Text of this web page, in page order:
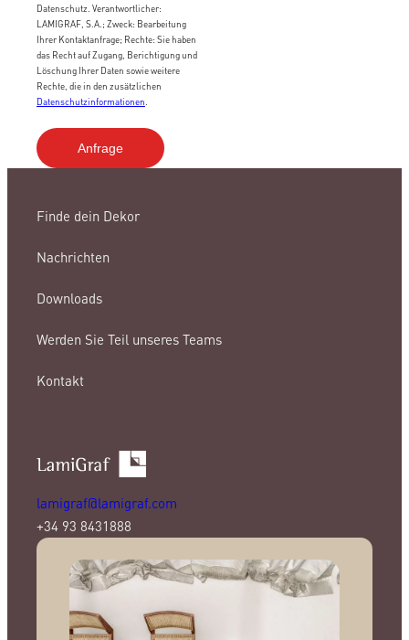
Datenschutz. Verantwortlicher:
LAMIGRAF, S.A.; Zweck: Bearbeitung
Ihrer Kontaktanfrage; Rechte: Sie haben
das Recht auf Zugang, Berichtigung und
Löschung Ihrer Daten sowie weitere
Rechte, die in den zusätzlichen
Datenschutzinformationen
Finde dein Dekor
Nachrichten
Downloads
Werden Sie Teil unseres Teams
Kontakt
lamigraf@lamigraf.com
+34 93 8431888